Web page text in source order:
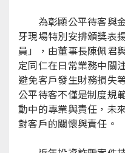
為彰顯公平待客與金
牙現場特別安排頒獎表
員」，由董事長陳佩君
定同仁在日常業務中關
避免客戶發生財務損失
公平待客不僅是制度規
動中的專業與責任，未
對客戶的關懷與責任。